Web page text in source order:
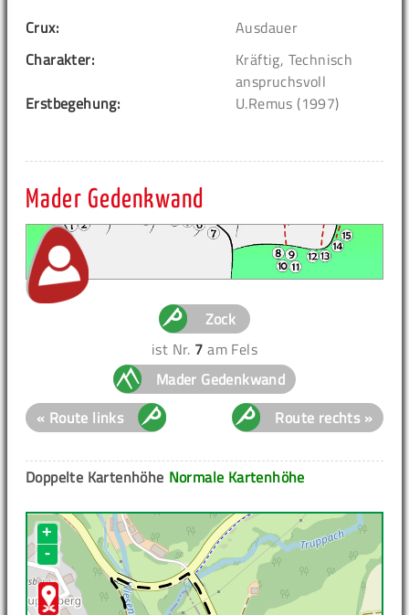
Crux:
Ausdauer
Charakter:
Kräftig, Technisch
anspruchsvoll
Erstbegehung:
U.Remus (1997)
Mader Gedenkwand
Zock
ist Nr. 7 am Fels
Mader Gedenkwand
« Route links
Route rechts »
Normale Kartenhöhe
Doppelte Kartenhöhe
+
-